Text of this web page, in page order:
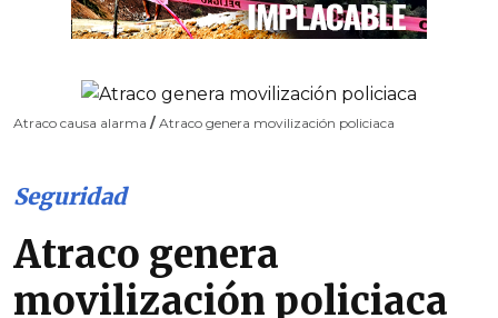
Atraco causa alarma / Atraco genera movilización policiaca
Seguridad
Atraco genera
movilización policiaca